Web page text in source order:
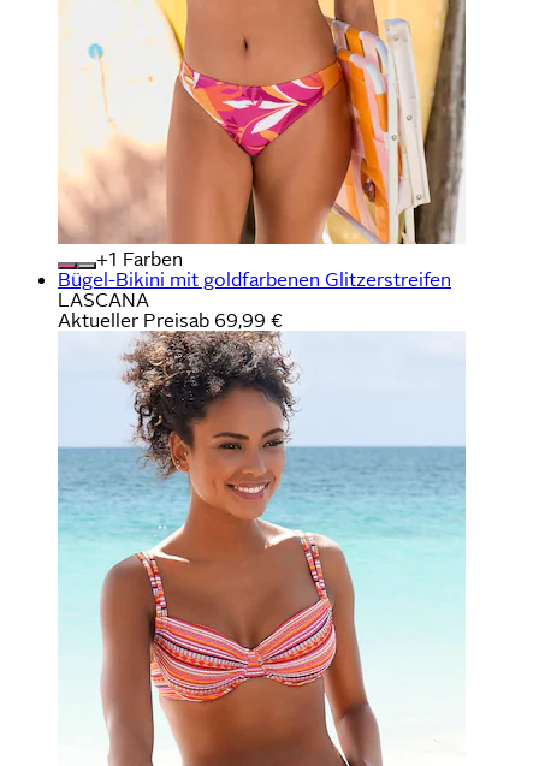
+
Farben
Bügel-Bikini mit goldfarbenen Glitzerstreifen
LASCANA
Aktueller Preisab 69,99 €